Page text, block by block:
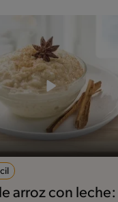
arroz con leche: